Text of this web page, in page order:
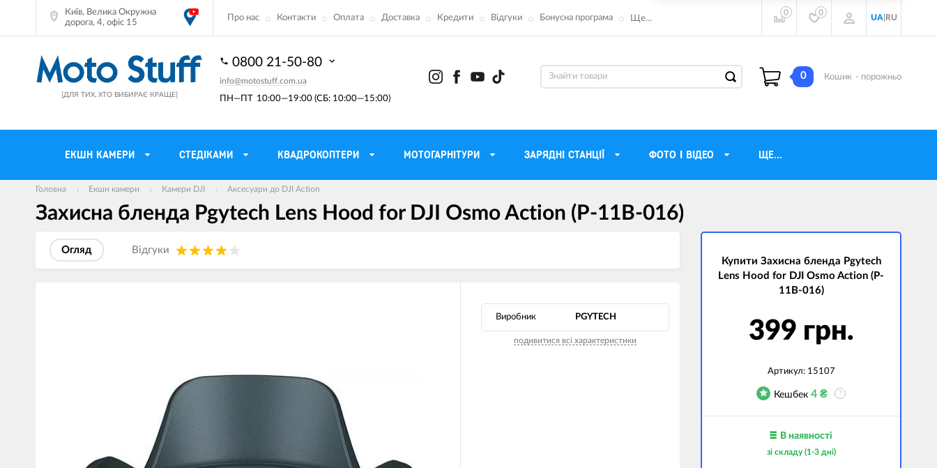
Київ, Велика Окружна
дорога, 4, офіс 15
Про нас Контакти Оплата Доставка Кредити Відгуки Бонусна програма Ще...
0 0
UA| RU
[ДЛЯ ТИХ, ХТО ВИБИРАЄ КРАЩЕ] ПН—ПТ 10:00—19:00 (СБ: 10:00—15:00)
0800 21-50-80
info@motostuff.com.ua 0 Кошик - порожньо
ЕКШН КАМЕРИ CТЕДІКАМИ КВАДРОКОПТЕРИ МОТОГАРНІТУРИ ЗАРЯДНІ СТАНЦІЇ ФОТО І ВІДЕО ЩЕ...
Мотошоломи
Мотокуртки
Термобілизна, балаклави,
Функціональний одяг
Тримачі смартфону
Мото сумки Wolfman для
Моторні масла для мотоцикла Тактичні навушники
Веб-камеры
Носимі гаджети
Інверторні генератори
Трехфазные генераторы
Джерела безперебійного живлення
Головна Екшн камери Камери DJI Аксесуари до DJI Action
Захисна бленда Pgytech Lens Hood for DJI Osmo Action (P-11B-016)
Огляд Вiдгуки
Виробник PGYTECH
подивитися всі характеристики
Купити Захисна бленда Pgytech
Lens Hood for DJI Osmo Action (P-
11B-016)
399 грн.
Артикул: 15107
Кешбек 4 ₴ ?
В наявності
зі складу (1-3 дні)